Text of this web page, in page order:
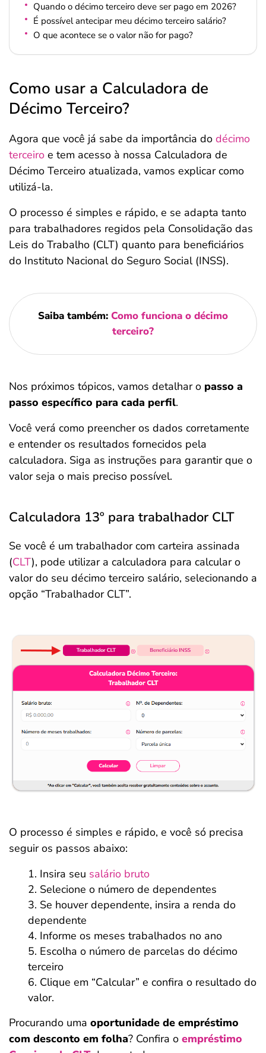
Quando o décimo terceiro deve ser pago em 2026?
É possível antecipar meu décimo terceiro salário?
O que acontece se o valor não for pago?
Como usar a Calculadora de
Décimo Terceiro?
Agora que você já sabe da importância do décimo
terceiro e tem acesso à nossa Calculadora de
Décimo Terceiro atualizada, vamos explicar como
utilizá-la.
O processo é simples e rápido, e se adapta tanto
para trabalhadores regidos pela Consolidação das
Leis do Trabalho (CLT) quanto para beneficiários
do Instituto Nacional do Seguro Social (INSS).
Saiba também: Como funciona o décimo
terceiro?
Nos próximos tópicos, vamos detalhar o passo a
passo específico para cada perfil.
Você verá como preencher os dados corretamente
e entender os resultados fornecidos pela
calculadora. Siga as instruções para garantir que o
valor seja o mais preciso possível.
Calculadora 13º para trabalhador CLT
Se você é um trabalhador com carteira assinada
(CLT), pode utilizar a calculadora para calcular o
valor do seu décimo terceiro salário, selecionando a
opção “Trabalhador CLT”.
O processo é simples e rápido, e você só precisa
seguir os passos abaixo:
Insira seu salário bruto
Selecione o número de dependentes
Se houver dependente, insira a renda do
dependente
Informe os meses trabalhados no ano
Escolha o número de parcelas do décimo
terceiro
Clique em “Calcular” e confira o resultado do
valor.
Procurando uma oportunidade de empréstimo
com desconto em folha? Confira o empréstimo